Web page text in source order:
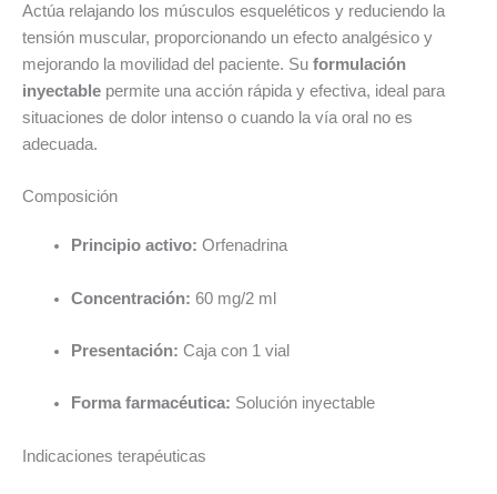
Actúa relajando los músculos esqueléticos y reduciendo la
tensión muscular, proporcionando un efecto analgésico y
mejorando la movilidad del paciente. Su formulación
inyectable permite una acción rápida y efectiva, ideal para
situaciones de dolor intenso o cuando la vía oral no es
adecuada.
Composición
Principio activo: Orfenadrina
Concentración: 60 mg/2 ml
Presentación: Caja con 1 vial
Forma farmacéutica: Solución inyectable
Indicaciones terapéuticas